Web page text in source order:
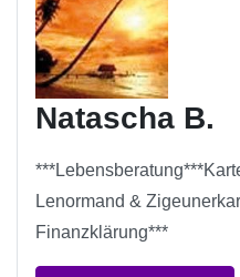
Natascha B.
Lenormand &
Finanzklärung***